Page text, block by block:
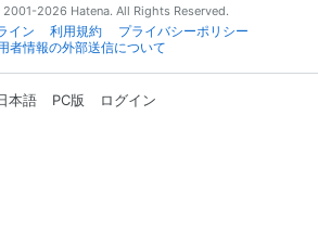
2026 Hatena. All Rights Reserved.
イン 利用規約
プライバシーポリシー
者情報の外部送信について
本語 PC版 ログイン